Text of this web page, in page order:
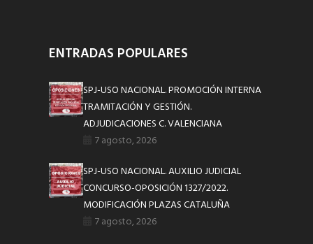
ENTRADAS POPULARES
SPJ-USO NACIONAL. PROMOCIÓN INTERNA
TRAMITACIÓN Y GESTIÓN.
ADJUDICACIONES C. VALENCIANA
7 agosto, 2026
SPJ-USO NACIONAL. AUXILIO JUDICIAL
CONCURSO-OPOSICIÓN 1327/2022.
MODIFICACIÓN PLAZAS CATALUÑA
7 agosto, 2026